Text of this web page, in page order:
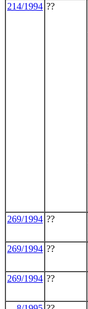
214/1994 ??
269/1994 ??
269/1994 ??
269/1994 ??